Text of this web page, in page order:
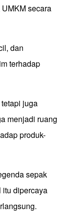
secara
dan
terhadap
juga
menjadi ruang
produk-
sepak
itu dipercaya